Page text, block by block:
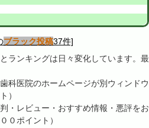
ブラック投稿37件]
ランキングは日々変化しています。最
科医院のホームページが別ウィンドウ
）
・レビュー・おすすめ情報・悪評をお
０ポイント）